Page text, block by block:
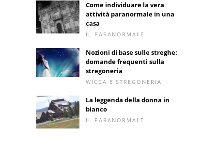
Come individuare la vera
attività paranormale in una
casa
IL PARANORMALE
Nozioni di base sulle streghe:
domande frequenti sulla
stregoneria
WICCA E STREGONERIA
La leggenda della donna in
bianco
IL PARANORMALE